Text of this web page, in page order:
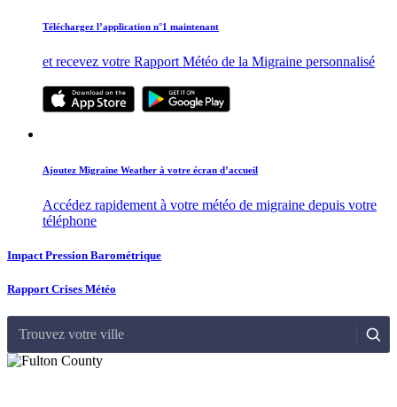
Téléchargez l’application n°1 maintenant
et recevez votre Rapport Météo de la Migraine personnalisé
Ajoutez Migraine Weather à votre écran d’accueil
Accédez rapidement à votre météo de migraine depuis votre
téléphone
Impact Pression Barométrique
Rapport Crises Météo
Trouvez votre ville